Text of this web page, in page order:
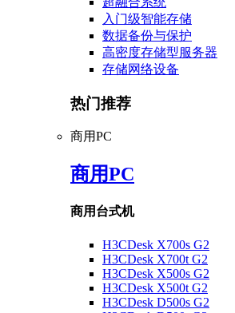
入门级智能存储
数据备份与保护
高密度存储型服务器
存储网络设备
热门推荐
商用PC
商用PC
商用台式机
H3CDesk X700s G2
H3CDesk X700t G2
H3CDesk X500s G2
H3CDesk X500t G2
H3CDesk D500s G2